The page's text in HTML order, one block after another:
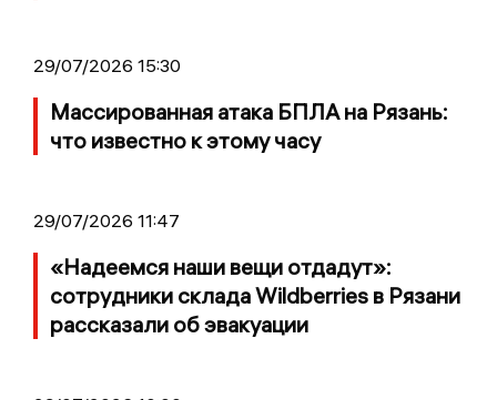
29/07/2026 15:30
Массированная атака БПЛА на Рязань:
что известно к этому часу
29/07/2026 11:47
«Надеемся наши вещи отдадут»:
сотрудники склада Wildberries в Рязани
рассказали об эвакуации